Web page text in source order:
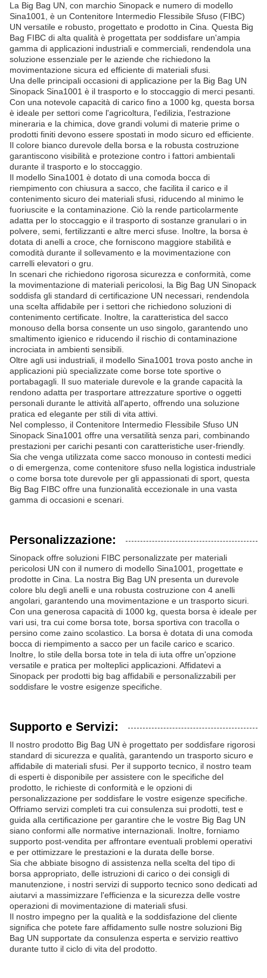
La Big Bag UN, con marchio Sinopack e numero di modello
Sina1001, è un Contenitore Intermedio Flessibile Sfuso (FIBC)
UN versatile e robusto, progettato e prodotto in Cina. Questa Big
Bag FIBC di alta qualità è progettata per soddisfare un'ampia
gamma di applicazioni industriali e commerciali, rendendola una
soluzione essenziale per le aziende che richiedono la
movimentazione sicura ed efficiente di materiali sfusi.
Una delle principali occasioni di applicazione per la Big Bag UN
Sinopack Sina1001 è il trasporto e lo stoccaggio di merci pesanti.
Con una notevole capacità di carico fino a 1000 kg, questa borsa
è ideale per settori come l'agricoltura, l'edilizia, l'estrazione
mineraria e la chimica, dove grandi volumi di materie prime o
prodotti finiti devono essere spostati in modo sicuro ed efficiente.
Il colore bianco durevole della borsa e la robusta costruzione
garantiscono visibilità e protezione contro i fattori ambientali
durante il trasporto e lo stoccaggio.
Il modello Sina1001 è dotato di una comoda bocca di
riempimento con chiusura a sacco, che facilita il carico e il
contenimento sicuro dei materiali sfusi, riducendo al minimo le
fuoriuscite e la contaminazione. Ciò la rende particolarmente
adatta per lo stoccaggio e il trasporto di sostanze granulari o in
polvere, semi, fertilizzanti e altre merci sfuse. Inoltre, la borsa è
dotata di anelli a croce, che forniscono maggiore stabilità e
comodità durante il sollevamento e la movimentazione con
carrelli elevatori o gru.
In scenari che richiedono rigorosa sicurezza e conformità, come
la movimentazione di materiali pericolosi, la Big Bag UN Sinopack
soddisfa gli standard di certificazione UN necessari, rendendola
una scelta affidabile per i settori che richiedono soluzioni di
contenimento certificate. Inoltre, la caratteristica del sacco
monouso della borsa consente un uso singolo, garantendo uno
smaltimento igienico e riducendo il rischio di contaminazione
incrociata in ambienti sensibili.
Oltre agli usi industriali, il modello Sina1001 trova posto anche in
applicazioni più specializzate come borse tote sportive o
portabagagli. Il suo materiale durevole e la grande capacità la
rendono adatta per trasportare attrezzature sportive o oggetti
personali durante le attività all'aperto, offrendo una soluzione
pratica ed elegante per stili di vita attivi.
Nel complesso, il Contenitore Intermedio Flessibile Sfuso UN
Sinopack Sina1001 offre una versatilità senza pari, combinando
prestazioni per carichi pesanti con caratteristiche user-friendly.
Sia che venga utilizzata come sacco monouso in contesti medici
o di emergenza, come contenitore sfuso nella logistica industriale
o come borsa tote durevole per gli appassionati di sport, questa
Big Bag FIBC offre una funzionalità eccezionale in una vasta
gamma di occasioni e scenari.
Personalizzazione:
Sinopack offre soluzioni FIBC personalizzate per materiali
pericolosi UN con il numero di modello Sina1001, progettate e
prodotte in Cina. La nostra Big Bag UN presenta un durevole
colore blu degli anelli e una robusta costruzione con 4 anelli
angolari, garantendo una movimentazione e un trasporto sicuri.
Con una generosa capacità di 1000 kg, questa borsa è ideale per
vari usi, tra cui come borsa tote, borsa sportiva con tracolla o
persino come zaino scolastico. La borsa è dotata di una comoda
bocca di riempimento a sacco per un facile carico e scarico.
Inoltre, lo stile della borsa tote in tela di iuta offre un'opzione
versatile e pratica per molteplici applicazioni. Affidatevi a
Sinopack per prodotti big bag affidabili e personalizzabili per
soddisfare le vostre esigenze specifiche.
Supporto e Servizi:
Il nostro prodotto Big Bag UN è progettato per soddisfare rigorosi
standard di sicurezza e qualità, garantendo un trasporto sicuro e
affidabile di materiali sfusi. Per il supporto tecnico, il nostro team
di esperti è disponibile per assistere con le specifiche del
prodotto, le richieste di conformità e le opzioni di
personalizzazione per soddisfare le vostre esigenze specifiche.
Offriamo servizi completi tra cui consulenza sui prodotti, test e
guida alla certificazione per garantire che le vostre Big Bag UN
siano conformi alle normative internazionali. Inoltre, forniamo
supporto post-vendita per affrontare eventuali problemi operativi
e per ottimizzare le prestazioni e la durata delle borse.
Sia che abbiate bisogno di assistenza nella scelta del tipo di
borsa appropriato, delle istruzioni di carico o dei consigli di
manutenzione, i nostri servizi di supporto tecnico sono dedicati ad
aiutarvi a massimizzare l'efficienza e la sicurezza delle vostre
operazioni di movimentazione di materiali sfusi.
Il nostro impegno per la qualità e la soddisfazione del cliente
significa che potete fare affidamento sulle nostre soluzioni Big
Bag UN supportate da consulenza esperta e servizio reattivo
durante tutto il ciclo di vita del prodotto.